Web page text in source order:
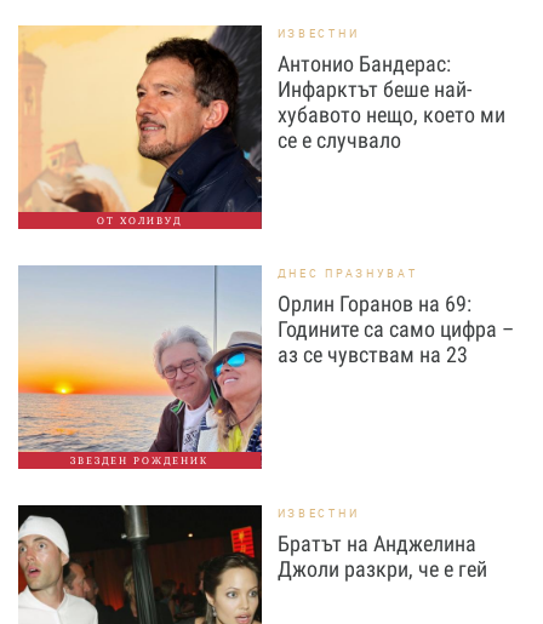
ОТ ХОЛИВУД
ИЗВЕСТНИ
Антонио Бандерас:
Инфарктът беше най-
хубавото нещо, което ми
се е случвало
ЗВЕЗДЕН РОЖДЕНИК
ДНЕС ПРАЗНУВАТ
Орлин Горанов на 69:
Годините са само цифра –
аз се чувствам на 23
ИЗВЕСТНИ
Братът на Анджелина
Джоли разкри, че е гей